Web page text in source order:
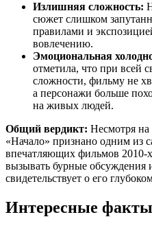
Излишняя сложность:
сюжет слишком
правилами и
вовлечению.
Эмоциональная
отметила, что при всей
сложности, фильму не
а персонажи больше
на живых людей.
Общий вердикт: Несмотря на
«Начало» признано одним из
впечатляющих фильмов 2010-
вызывать бурные обсуждения
свидетельствует о его
Интересные факты